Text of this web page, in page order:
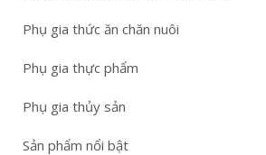
Phụ gia thức ăn chăn nuôi
Phụ gia thực phẩm
Phụ gia thủy sản
Sản phẩm nổi bật